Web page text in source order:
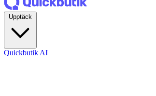
Quickbutik AI